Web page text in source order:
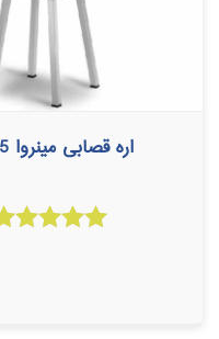
اره قصابی مینروا C/E205